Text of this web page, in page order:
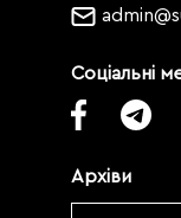
Соціальні
Архіви